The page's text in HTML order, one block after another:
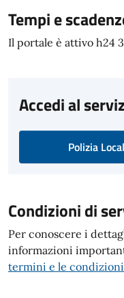
Tempi e
Il portale è attivo h24
Accedi al
Polizia
Condizioni di
Per conoscere i
informazioni
termini e le